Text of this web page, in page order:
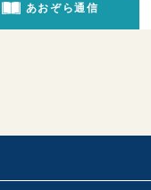
あおぞら通信